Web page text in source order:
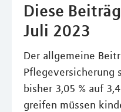
Diese
Juli 2023
Der allgemeine
Pflegeversicherung
bisher 3,05 % auf
greifen müssen